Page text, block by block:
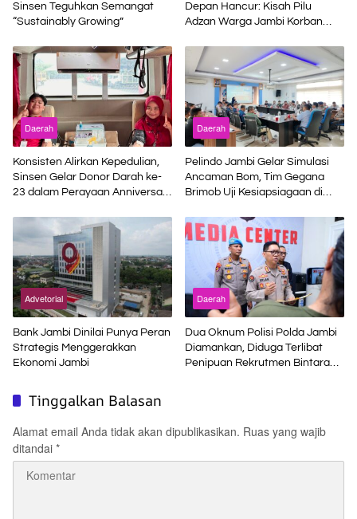
Sinsen Teguhkan Semangat
“Sustainably Growing”
Depan Hancur: Kisah Pilu
Adzan Warga Jambi Korban
Daerah
Konsisten Alirkan Kepedulian,
Sinsen Gelar Donor Darah ke-
23 dalam Perayaan Anniversary
Daerah
Pelindo Jambi Gelar Simulasi
Ancaman Bom, Tim Gegana
Brimob Uji Kesiapsiagaan di
Advetorial
Bank Jambi Dinilai Punya Peran
Strategis Menggerakkan
Ekonomi Jambi
Daerah
Dua Oknum Polisi Polda Jambi
Diamankan, Diduga Terlibat
Penipuan Rekrutmen Bintara
Tinggalkan Balasan
Alamat email Anda tidak akan dipublikasikan. Ruas yang wajib
ditandai *